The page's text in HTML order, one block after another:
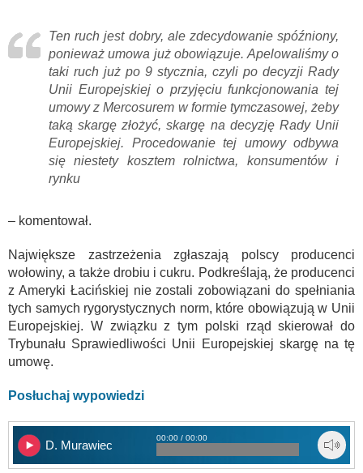
Ten ruch jest dobry, ale zdecydowanie spóźniony,
ponieważ umowa już obowiązuje. Apelowaliśmy o
taki ruch już po 9 stycznia, czyli po decyzji Rady
Unii Europejskiej o przyjęciu funkcjonowania tej
umowy z Mercosurem w formie tymczasowej, żeby
taką skargę złożyć, skargę na decyzję Rady Unii
Europejskiej. Procedowanie tej umowy odbywa
się niestety kosztem rolnictwa, konsumentów i
rynku
– komentował.
Największe zastrzeżenia zgłaszają polscy producenci
wołowiny, a także drobiu i cukru. Podkreślają, że producenci
z Ameryki Łacińskiej nie zostali zobowiązani do spełniania
tych samych rygorystycznych norm, które obowiązują w Unii
Europejskiej. W związku z tym polski rząd skierował do
Trybunału Sprawiedliwości Unii Europejskiej skargę na tę
umowę.
Posłuchaj wypowiedzi
D. Murawiec
00:00 / 00:00